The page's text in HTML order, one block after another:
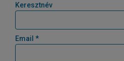
Keresztnév
Email *